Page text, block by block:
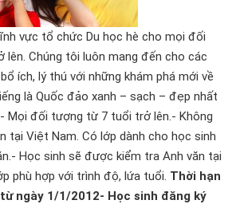
vực tổ chức Du học hè cho mọi đối
Chúng tôi luôn mang đến cho các
ích, lý thú với những khám phá mới về
là Quốc đảo xanh – sạch – đẹp nhất
- Mọi đối tượng từ 7 tuổi trở lên.- Không
tại Việt Nam. Có lớp dành cho học sinh
Học sinh sẽ được kiểm tra Anh văn tại
phù hợp với trình độ, lứa tuổi. Thời hạn
ngày 1/1/2012- Học sinh đăng ký